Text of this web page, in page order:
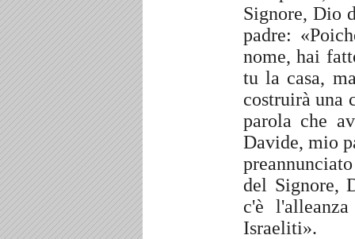
Signore, Dio
padre:
nome, hai
tu la casa,
costruirà una
parola che
Davide, mio
del Signore,
c'è
Israeliti».